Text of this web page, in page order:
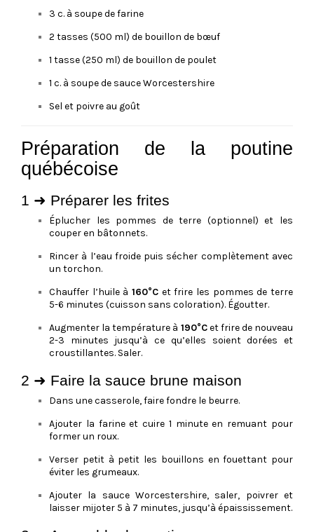
3 c. à soupe de farine
2 tasses (500 ml) de bouillon de bœuf
1 tasse (250 ml) de bouillon de poulet
1 c. à soupe de sauce Worcestershire
Sel et poivre au goût
Préparation de la poutine
québécoise
1 ➜ Préparer les frites
Éplucher les pommes de terre (optionnel) et les
couper en bâtonnets.
Rincer à l’eau froide puis sécher complètement avec
un torchon.
Chauffer l’huile à 160°C et frire les pommes de terre
5-6 minutes (cuisson sans coloration). Égoutter.
Augmenter la température à 190°Cet frire de nouveau
2-3 minutes jusqu’à ce qu’elles soient dorées et
croustillantes. Saler.
2 ➜ Faire la sauce brune maison
Dans une casserole, faire fondre le beurre.
Ajouter la farine et cuire 1 minute en remuant pour
former un roux.
Verser petit à petit les bouillons en fouettant pour
éviter les grumeaux.
Ajouter la sauce Worcestershire, saler, poivrer et
laisser mijoter 5 à 7 minutes, jusqu’à épaississement.